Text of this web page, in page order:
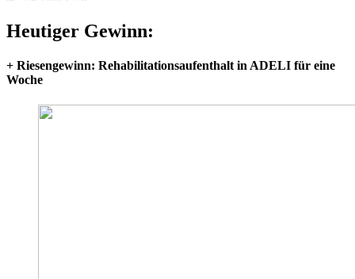
Heutiger Gewinn:
+ Riesengewinn: Rehabilitationsaufenthalt in ADELI für eine
Woche